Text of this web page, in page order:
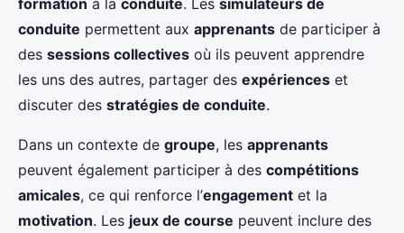
formation à la conduite. Les simulateurs de
conduite permettent aux apprenants de participer à
des sessions collectives où ils peuvent apprendre
les uns des autres, partager des expériences et
discuter des stratégies de conduite.
Dans un contexte de groupe, les apprenants
peuvent également participer à des compétitions
amicales, ce qui renforce l’engagement et la
motivation. Les jeux de course peuvent inclure des